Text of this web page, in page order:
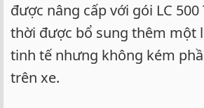
được nâng cấp với gói LC
thời được bổ sung thêm một
tinh tế nhưng không kém
trên xe.